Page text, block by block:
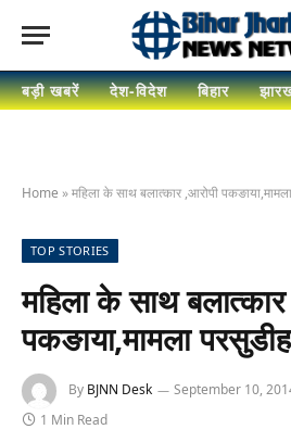
बड़ी खबरें देश-विदेश बिहार
Home »महिला के साथ बलात्कार ,आरोपी
TOP STORIES
महिला के साथ
पकङाया,मामला
By BJNN Desk September 10,
1 Min Read